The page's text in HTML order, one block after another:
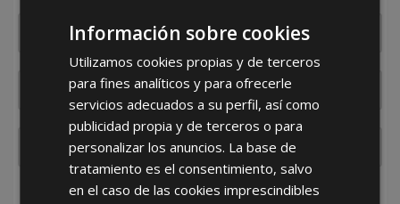
¿De dónde es la empresa?
Información sobre cookies
Utilizamos cookies propias y de terceros
para fines analíticos y para ofrecerle
servicios adecuados a su perfil, así como
publicidad propia y de terceros o para
personalizar los anuncios. La base de
tratamiento es el consentimiento, salvo
en el caso de las cookies imprescindibles